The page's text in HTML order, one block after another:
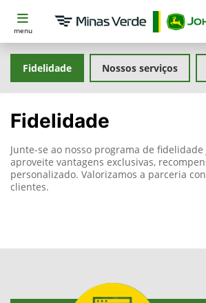
menu
Nossos serviços
Fidelidade
Fidelidade
Junte-se ao nosso programa de fidelidade
aproveite vantagens exclusivas,
personalizado. Valorizamos a parceria
clientes.